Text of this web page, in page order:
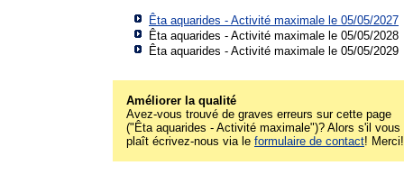
Êta aquarides - Activité maximale le 05/05/2027
Êta aquarides - Activité maximale le 05/05/2028
Êta aquarides - Activité maximale le 05/05/2029
Améliorer la qualité
Avez-vous trouvé de graves erreurs sur cette page
("Êta aquarides - Activité maximale")? Alors s'il vous
plaît écrivez-nous via le formulaire de contact! Merci!